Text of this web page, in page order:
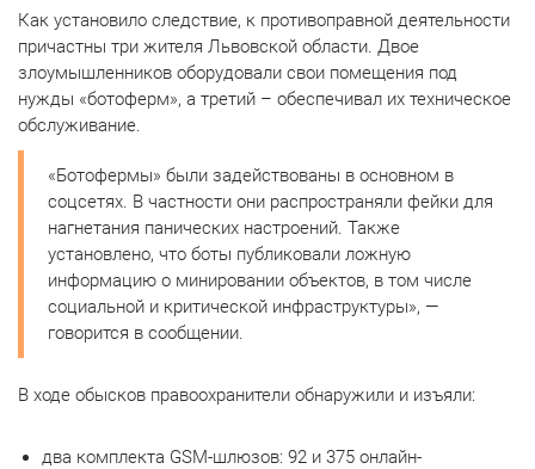
Как установило следствие, к противоправной деятельности
причастны три жителя Львовской области. Двое
злоумышленников оборудовали свои помещения под
нужды «ботоферм», а третий – обеспечивал их техническое
обслуживание.
«Ботофермы» были задействованы в основном в
соцсетях. В частности они распространяли фейки для
нагнетания панических настроений. Также
установлено, что боты публиковали ложную
информацию о минировании объектов, в том числе
социальной и критической инфраструктуры», —
говорится в сообщении.
В ходе обысков правоохранители обнаружили и изъяли:
два комплекта GSM-шлюзов: 92 и 375 онлайн-